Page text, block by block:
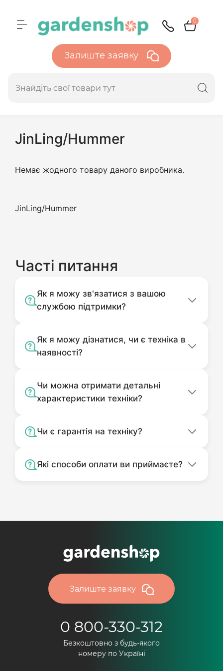
0
Залиште заявку
JinLing/Hummer
Немає жодного товару даного виробника.
JinLing/Hummer
Часті питання
Як я можу зв'язатися з вашою
службою підтримки?
Як я можу дізнатися, чи є техніка в
наявності?
Чи можна отримати детальні
характеристики техніки?
Чи є гарантія на техніку?
Які способи оплати ви приймаєте?
Залиште заявку
0 800-330-312
Безкоштовно з будь-якого
номеру по Україні